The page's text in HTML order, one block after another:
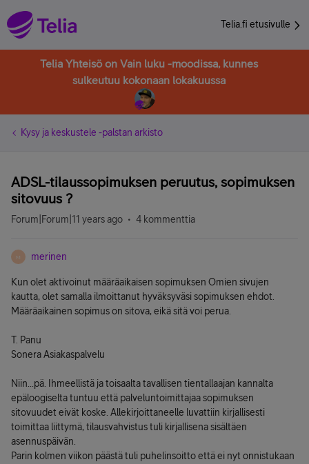
Telia.fi etusivulle
Telia Yhteisö on Vain luku -moodissa, kunnes
sulkeutuu kokonaan lokakuussa
Kysy ja keskustele -palstan arkisto
ADSL-tilaussopimuksen peruutus, sopimuksen
sitovuus ?
Forum|Forum|11 years ago 4 kommenttia
M merinen
Kun olet aktivoinut määräaikaisen sopimuksen Omien sivujen
kautta, olet samalla ilmoittanut hyväksyväsi sopimuksen ehdot.
Määräaikainen sopimus on sitova, eikä sitä voi perua.
T. Panu
Sonera Asiakaspalvelu
Niin...pä. Ihmeellistä ja toisaalta tavallisen tientallaajan kannalta
epäloogiselta tuntuu että palveluntoimittajaa sopimuksen
sitovuudet eivät koske. Allekirjoittaneelle luvattiin kirjallisesti
toimittaa liittymä, tilausvahvistus tuli kirjallisena sisältäen
asennuspäivän.
Parin kolmen viikon päästä tuli puhelinsoitto että ei nyt onnistukaan